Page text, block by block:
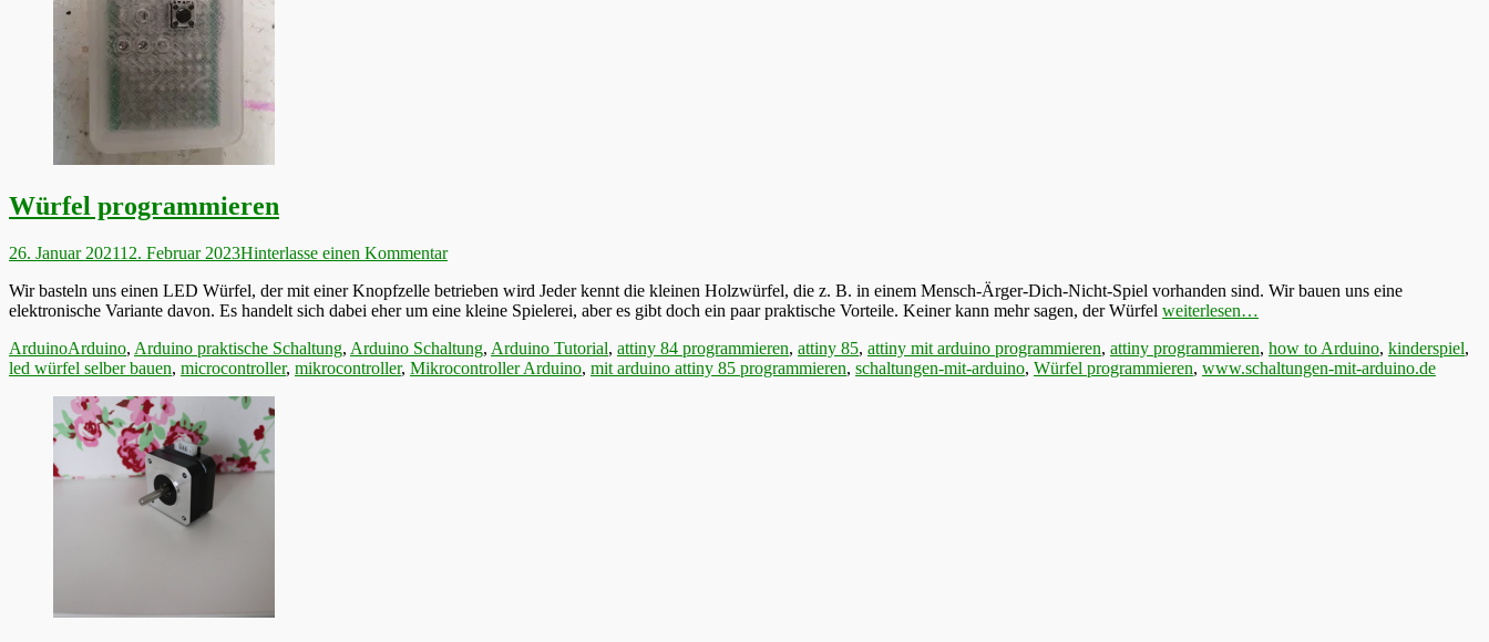
Würfel programmieren
Veröffentlicht
26. Januar 202112. Februar 2023Hinterlasse einen Kommentar
Wir basteln uns einen LED Würfel, der mit einer Knopfzelle betrieben wird Jeder kennt die kleinen Holzwürfel, die z. B. in einem Mensch-Ärger-Dich-Nicht-Spiel vorhanden sind. Wir bauen uns eine
elektronische Variante davon. Es handelt sich dabei eher um eine kleine Spielerei, aber es gibt doch ein paar praktische Vorteile. Keiner kann mehr sagen, der Würfel weiterlesen…
Kategorien
ArduinoSchlagworte
Arduino, Arduino praktische Schaltung, Arduino Schaltung, Arduino Tutorial, attiny 84 programmieren, attiny 85, attiny mit arduino programmieren, attiny programmieren, how to Arduino, kinderspiel,
led würfel selber bauen, microcontroller, mikrocontroller, Mikrocontroller Arduino, mit arduino attiny 85 programmieren, schaltungen-mit-arduino, Würfel programmieren, www.schaltungen-mit-arduino.de